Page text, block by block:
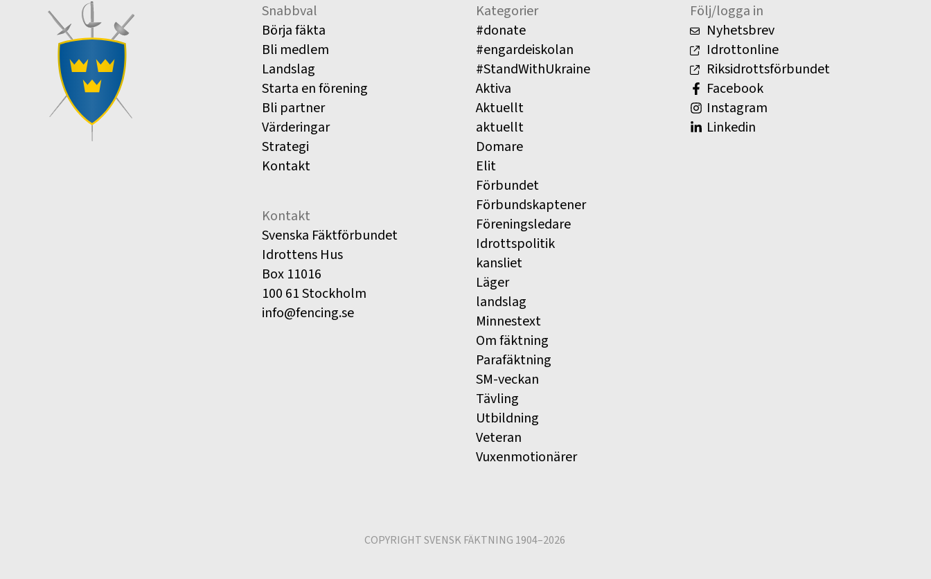
Snabbval
Börja fäkta
Bli medlem
Landslag
Starta en förening
Bli partner
Värderingar
Strategi
Kontakt
Kontakt
Svenska Fäktförbundet
Idrottens Hus
Box 11016
100 61 Stockholm
info@fencing.se
Kategorier
#donate
#engardeiskolan
#StandWithUkraine
Aktiva
Aktuellt
aktuellt
Domare
Elit
Förbundet
Förbundskaptener
Föreningsledare
Idrottspolitik
kansliet
Läger
landslag
Minnestext
Om fäktning
Parafäktning
SM-veckan
Tävling
Utbildning
Veteran
Vuxenmotionärer
Följ/logga in
Nyhetsbrev
Idrottonline
Riksidrottsförbundet
Facebook
Instagram
Linkedin
COPYRIGHT SVENSK FÄKTNING 1904–2026